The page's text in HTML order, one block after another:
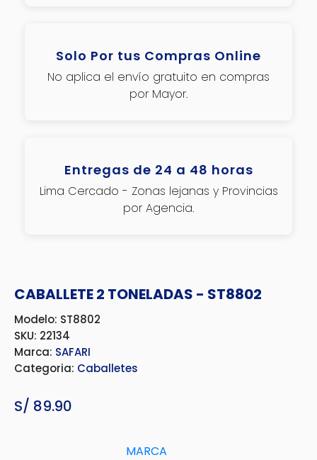
Solo Por tus Compras Online
No aplica el envío gratuito en compras
por Mayor.
Entregas de 24 a 48 horas
Lima Cercado - Zonas lejanas y Provincias
por Agencia.
CABALLETE 2 TONELADAS - ST8802
Modelo: ST8802
SKU: 22134
Marca: SAFARI
Categoria: Caballetes
S/ 89.90
MARCA